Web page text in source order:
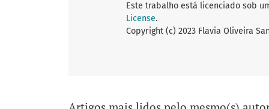
Este trabalho está licenciado sob
License.
Copyright (c) 2023 Flavia Oliveira